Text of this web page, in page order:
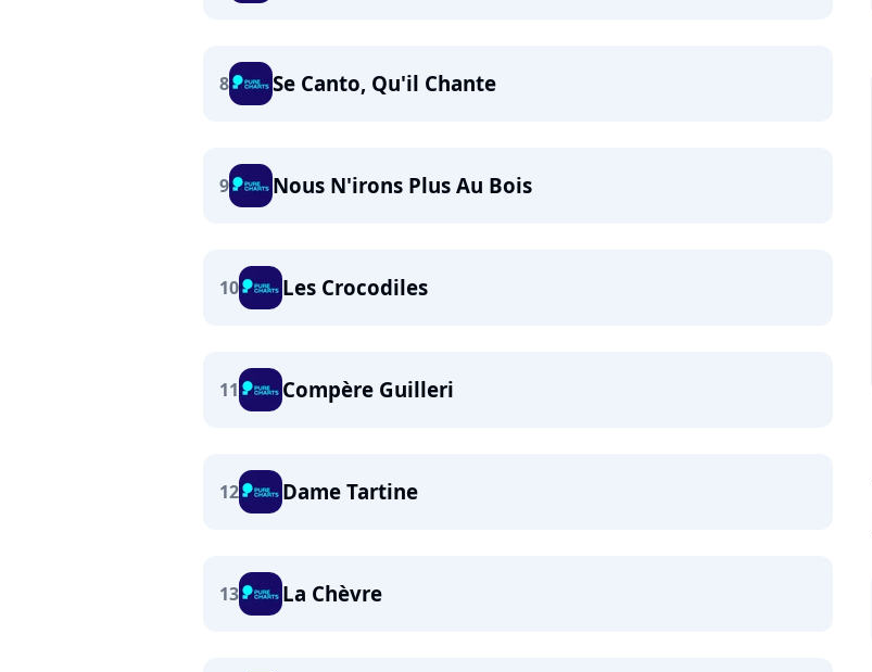
8 Se Canto, Qu'il Chante
9 Nous N'irons Plus Au Bois
10 Les Crocodiles
11 Compère Guilleri
12 Dame Tartine
13 La Chèvre